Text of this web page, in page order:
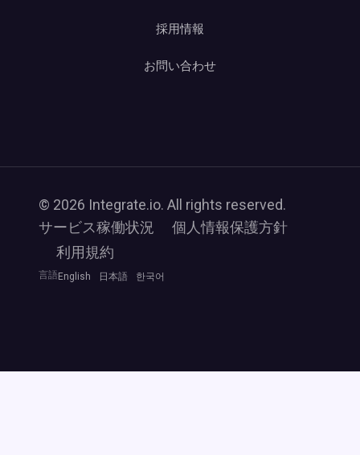
採用情報
お問い合わせ
© 2026 Integrate.io. All rights reserved.
サービス稼働状況
個人情報保護方針
利用規約
言語 English 日本語 한국어